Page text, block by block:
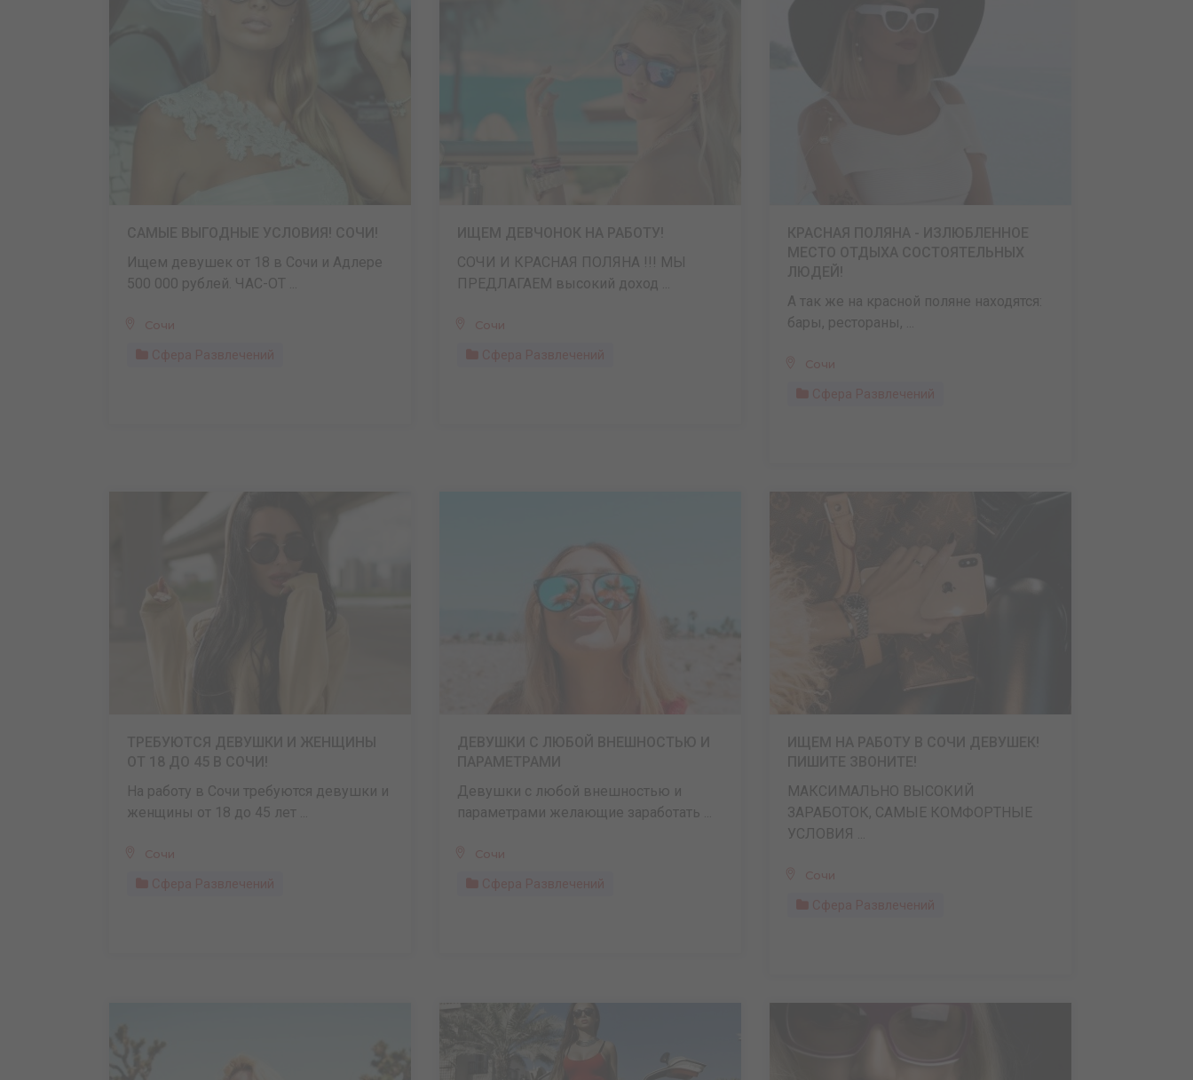
Ищем девушек от 18 в Сочи и Адлере
500 000 рублей. ЧАС-ОТ ...
Сочи
Сфера Развлечений
СОЧИ И КРАСНАЯ ПОЛЯНА !!! МЫ
ПРЕДЛАГАЕМ высокий доход ...
Сочи
Сфера Развлечений
А так же на красной поляне находятся:
бары, рестораны, ...
Сочи
Сфера Развлечений
На работу в Сочи требуются девушки и
женщины от 18 до 45 лет ...
Сочи
Сфера Развлечений
Девушки с любой внешностью и
параметрами желающие заработать ...
Сочи
Сфера Развлечений
МАКСИМАЛЬНО ВЫСОКИЙ
ЗАРАБОТОК, САМЫЕ КОМФОРТНЫЕ
УСЛОВИЯ ...
Сочи
Сфера Развлечений